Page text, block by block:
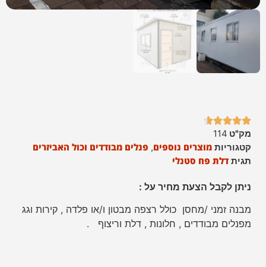





מק"ט 114
קטגוריות מוצרים נוספים, פנלים מבודדים וכול האביזרים
תגית דלת פח סטנלי
ניתן לקבל הצעת מחיר על :
מבנה זמני /מחסן כולל רצפה מבטון ו/או פלדה , קירות וגג
מפנלים מבודדים , חלונות , דלת וריצוף .